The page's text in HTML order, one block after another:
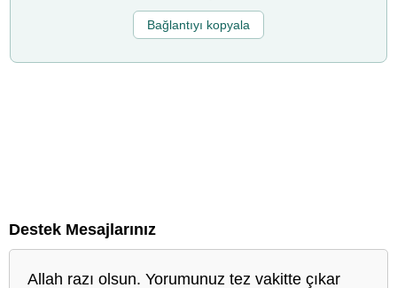
Bağlantıyı kopyala
Destek Mesajlarınız
Allah razı olsun. Yorumunuz tez vakitte çıkar